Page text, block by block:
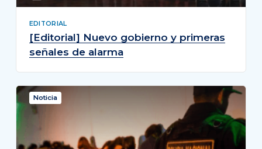
EDITORIAL
[Editorial] Nuevo gobierno y primeras
señales de alarma
Noticia